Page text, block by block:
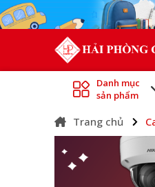
Danh mục
sản phẩm
Trang chủ